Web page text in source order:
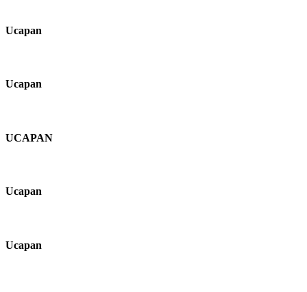
Ucapan
Ucapan
UCAPAN
Ucapan
Ucapan